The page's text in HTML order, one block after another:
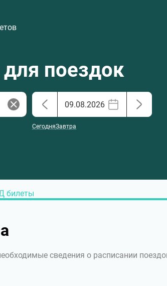
поездок
СегодняЗавтра
билеты
сведения о расписании